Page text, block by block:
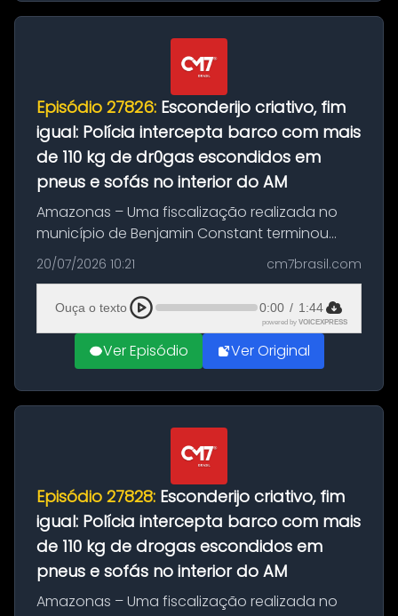
Episódio 27826: Esconderijo criativo, fim
igual: Polícia intercepta barco com mais
de 110 kg de dr0gas escondidos em
pneus e sofás no interior do AM
Amazonas – Uma fiscalização realizada no
município de Benjamin Constant terminou
com a apreensão de aproximadamente 115
quilos de entorpecentes em uma
embarcação atracada no porto da cidade. O
materia...
20/07/2026 10:21 cm7brasil.com
Ouça o texto 0:00 / 1:44
powered by VOICEXPRESS
Ver Episódio Ver Original
Episódio 27828: Esconderijo criativo, fim
igual: Polícia intercepta barco com mais
de 110 kg de drogas escondidos em
pneus e sofás no interior do AM
Amazonas – Uma fiscalização realizada no